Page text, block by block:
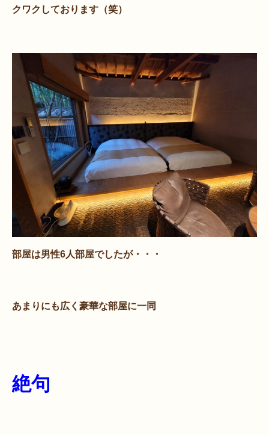
クワクしております（笑）
部屋は男性6人部屋でしたが・・・
あまりにも広く豪華な部屋に一同
絶句